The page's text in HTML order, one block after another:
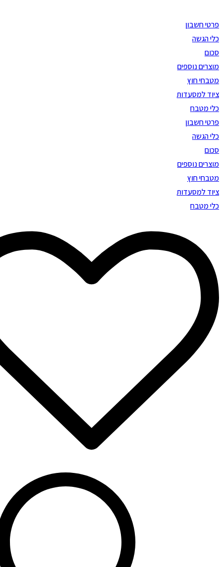
to
content
פרטי חשבון
כלי הגשה
סכום
מוצרים נוספים
מטבחי חוץ
ציוד למסעדות
כלי מטבח
פרטי חשבון
כלי הגשה
סכום
מוצרים נוספים
מטבחי חוץ
ציוד למסעדות
כלי מטבח